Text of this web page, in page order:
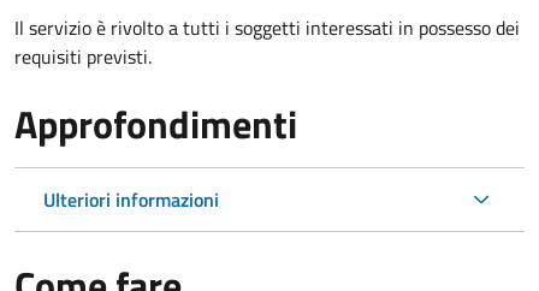
Il servizio è rivolto a tutti i soggetti interessati in possesso dei
requisiti previsti.
Approfondimenti
Ulteriori informazioni